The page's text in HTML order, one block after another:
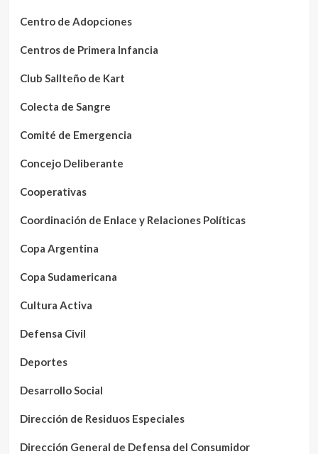
Centro de Adopciones
Centros de Primera Infancia
Club Sallteño de Kart
Colecta de Sangre
Comité de Emergencia
Concejo Deliberante
Cooperativas
Coordinación de Enlace y Relaciones Políticas
Copa Argentina
Copa Sudamericana
Cultura Activa
Defensa Civil
Deportes
Desarrollo Social
Dirección de Residuos Especiales
Dirección General de Defensa del Consumidor